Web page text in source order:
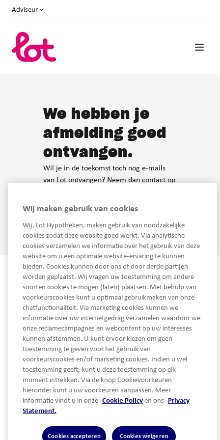
Adviseur
We hebben je
afmelding goed
ontvangen.
Wil je in de toekomst toch nog e-mails
van Lot ontvangen? Neem dan contact op
service@lothypotheken.nl
Telefoon
LinkedIn
Snel naar...
Wij maken gebruik van cookies
Wij, Lot Hypotheken, maken gebruik van noodzakelijke
cookies zodat deze website goed werkt. Via analytische
cookies verzamelen we informatie over het gebruik van deze
website om u een optimale website-ervaring te kunnen
bieden. Cookies kunnen door ons of door derde partijen
worden geplaatst. Wij vragen uw toestemming om andere
soorten cookies te mogen (laten) plaatsen. Met behulp van
voorkeurscookies kunt u optimaal gebruikmaken van onze
chatfunctionaliteit. Via marketing cookies kunnen we
informatie over uw internetgedrag verzamelen waardoor we
onze reclamecampagnes en webcontent op uw interesses
kunnen afstemmen. U kunt ervoor kiezen om geen
toestemming te geven voor het gebruik van
voorkeurscookies en/of marketing cookies. Indien u wel
toestemming geeft, kunt u deze toestemming op elk
moment intrekken. Via de knop Cookievoorkeuren
hieronder kunt u uw voorkeuren aanpassen. Meer
informatie vindt u in onze Cookie Policy en ons Privacy
Statement.
Cookies accepteren Cookies weigeren